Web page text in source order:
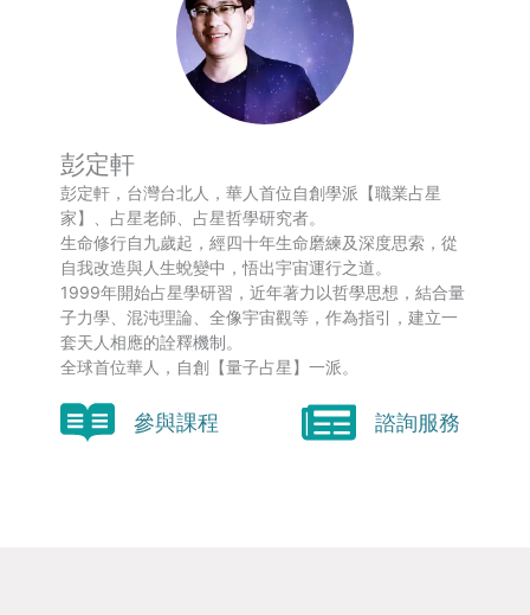
彭定軒
彭定軒，台灣台北人，華人首位自創學派【職業占星
家】、占星老師、占星哲學研究者。
生命修行自九歲起，經四十年生命磨練及深度思索，從
自我改造與人生蛻變中，悟出宇宙運行之道。
1999年開始占星學研習，近年著力以哲學思想，結合量
子力學、混沌理論、全像宇宙觀等，作為指引，建立一
套天人相應的詮釋機制。
全球首位華人，自創【量子占星】一派。
參與課程 諮詢服務